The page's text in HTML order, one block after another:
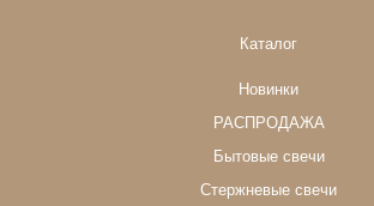
Каталог
Новинки
РАСПРОДАЖА
Бытовые свечи
Стержневые свечи